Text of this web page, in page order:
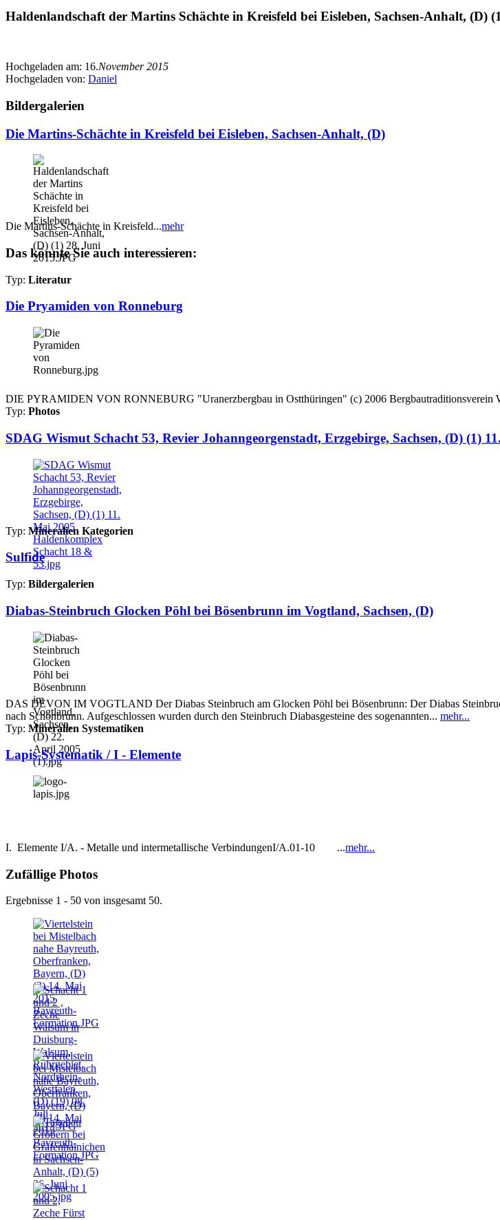
Haldenlandschaft der Martins Schächte in Kreisfeld bei Eisleben, Sachsen-Anhalt, (D)
Hochgeladen am: 16.November 2015
Hochgeladen von: Daniel
Bildergalerien
Die Martins-Schächte in Kreisfeld bei Eisleben, Sachsen-Anhalt, (D)
Die Martins-Schächte in Kreisfeld...mehr
Das könnte Sie auch interessieren:
Typ: Literatur
Die Pryamiden von Ronneburg
DIE PYRAMIDEN VON RONNEBURG "Uranerzbergbau in Ostthüringen" (c) 2006 Bergbautraditionsverein
Typ: Photos
SDAG Wismut Schacht 53, Revier Johanngeorgenstadt, Erzgebirge, Sachsen, (D) (1)
Typ: Mineralien Kategorien
Sulfide
Typ: Bildergalerien
Diabas-Steinbruch Glocken Pöhl bei Bösenbrunn im Vogtland, Sachsen, (D)
DAS DEVON IM VOGTLAND Der Diabas Steinbruch am Glocken Pöhl bei Bösenbrunn: Der Diabas
nach Schönbrunn. Aufgeschlossen wurden durch den Steinbruch Diabasgesteine des sogenannten... mehr...
Typ: Mineralien Systematiken
Lapis-Systematik / I - Elemente
I. Elemente I/A. - Metalle und intermetallische VerbindungenI/A.01-10 ...mehr...
Zufällige Photos
Ergebnisse 1 - 50 von insgesamt 50.